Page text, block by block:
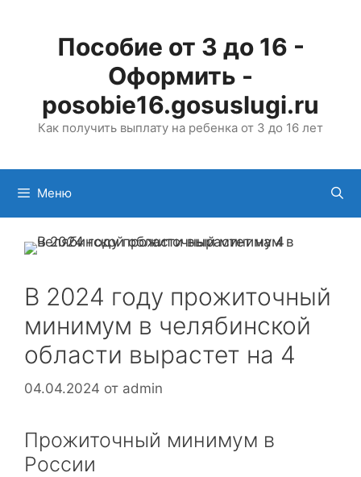
содержимомуПособие от 3 до 16 -
Оформить -
posobie16.gosuslugi.ru
Как получить выплату на ребенка от 3 до 16 лет
Меню
В 2024 году прожиточный
минимум в челябинской
области вырастет на 4
04.04.2024 от admin
Прожиточный минимум в
России